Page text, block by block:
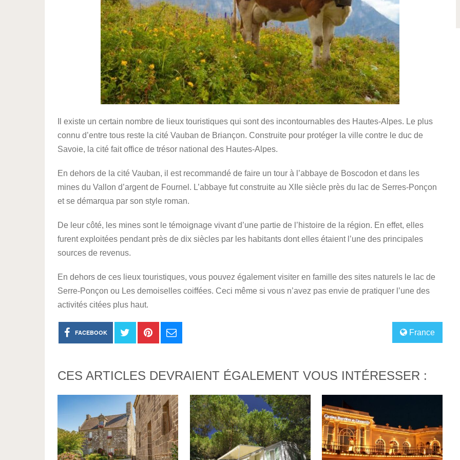
Il existe un certain nombre de lieux touristiques qui sont des incontournables des Hautes-Alpes. Le plus
connu d’entre tous reste la cité Vauban de Briançon. Construite pour protéger la ville contre le duc de
Savoie, la cité fait office de trésor national des Hautes-Alpes.
En dehors de la cité Vauban, il est recommandé de faire un tour à l’abbaye de Boscodon et dans les
mines du Vallon d’argent de Fournel. L’abbaye fut construite au XIIe siècle près du lac de Serres-Ponçon
et se démarqua par son style roman.
De leur côté, les mines sont le témoignage vivant d’une partie de l’histoire de la région. En effet, elles
furent exploitées pendant près de dix siècles par les habitants dont elles étaient l’une des principales
sources de revenus.
En dehors de ces lieux touristiques, vous pouvez également visiter en famille des sites naturels le lac de
Serre-Ponçon ou Les demoiselles coiffées. Ceci même si vous n’avez pas envie de pratiquer l’une des
activités citées plus haut.
France
FACEBOOK
CES ARTICLES DEVRAIENT ÉGALEMENT VOUS INTÉRESSER :